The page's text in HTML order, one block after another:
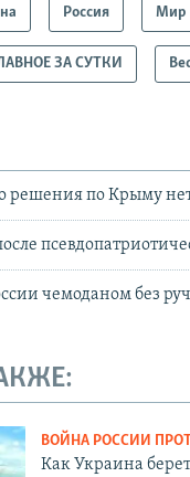
Россия Мир
ЗА СУТКИ
решения по Крыму
чемоданом без
ВОЙНА РОССИИ
Как Украина